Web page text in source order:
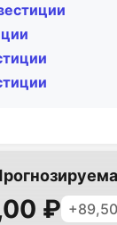
₽